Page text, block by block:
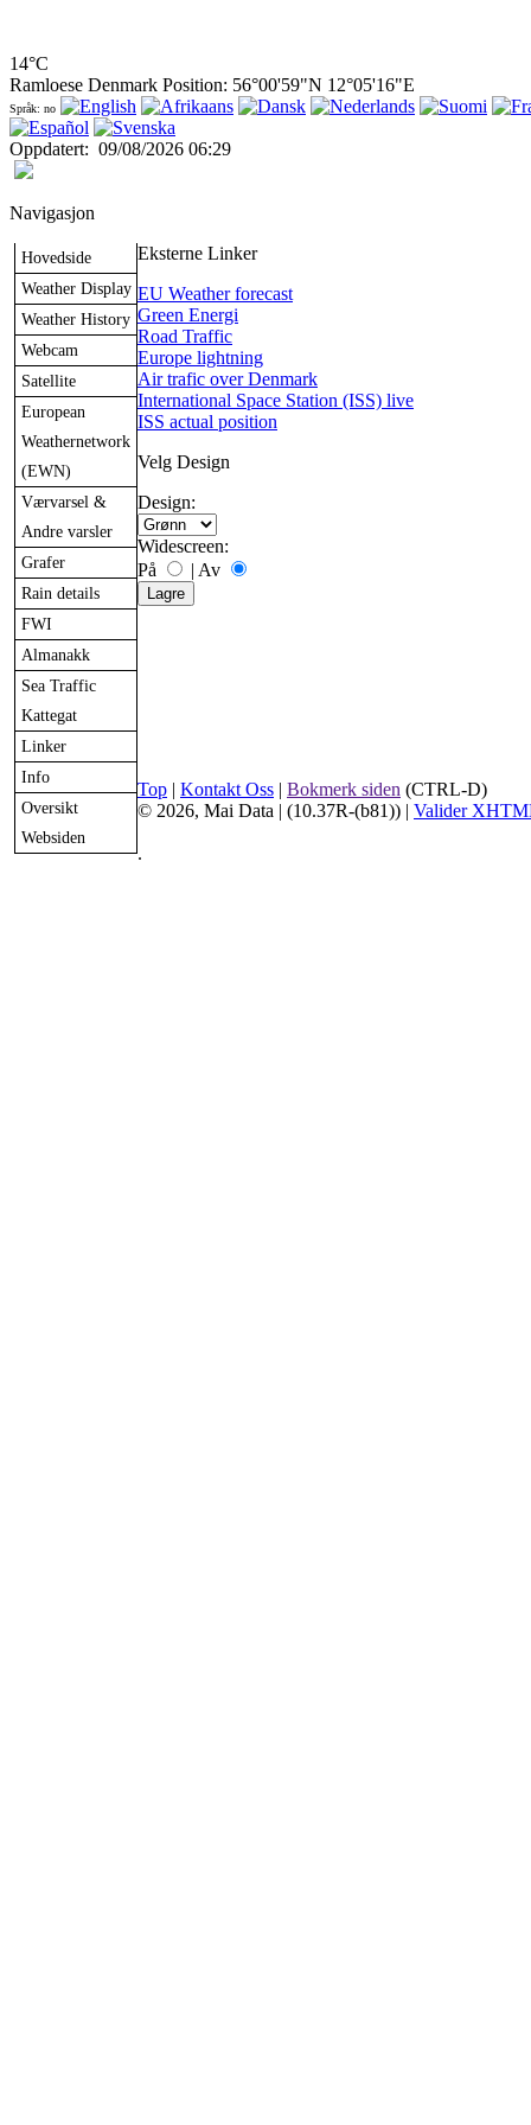
14°C
Ramloese Denmark Position: 56°00'59"N 12°05'16"E
Språk: no
Oppdatert: 09/08/2026 06:29
Navigasjon
Hovedside
Weather Display
Weather History
Webcam
Satellite
European
Weathernetwork
(EWN)
Værvarsel &
Andre varsler
Grafer
Rain details
FWI
Almanakk
Sea Traffic
Kattegat
Linker
Info
Oversikt
Websiden
Eksterne Linker
EU Weather forecast
Green Energi
Road Traffic
Europe lightning
Air trafic over Denmark
International Space Station (ISS) live
ISS actual position
Velg Design
Design:
Widescreen:
På
| Av
Top | Kontakt Oss | Bokmerk siden (CTRL-D)
© 2026, Mai Data | (10.37R-(b81)) | Valider
.